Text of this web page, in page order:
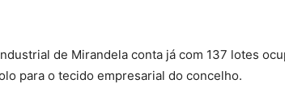
de Mirandela conta já com 137 lotes
para o tecido empresarial do concelho.